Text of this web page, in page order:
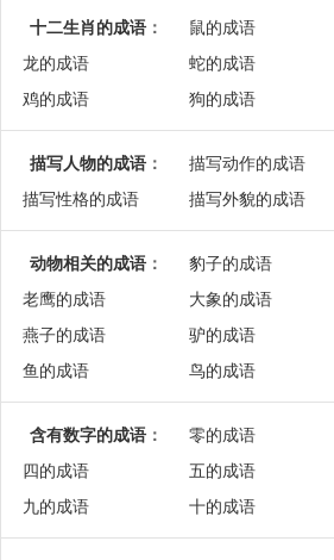
十二生肖的成语 ： 鼠的成语
龙的成语
蛇的成语
鸡的成语
狗的成语
描写人物的成语 ： 描写动作的成语
描写性格的成语
描写外貌的成语
动物相关的成语 ： 豹子的成语
老鹰的成语
大象的成语
燕子的成语
驴的成语
鱼的成语
鸟的成语
含有数字的成语 ： 零的成语
四的成语
五的成语
九的成语
十的成语